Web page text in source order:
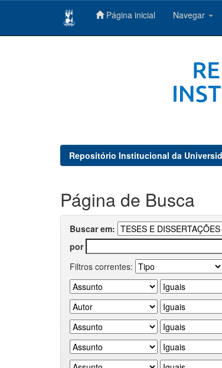
Página inicial Navegar
Repositório Institucional da
Página de Busca
Buscar em:
por
Filtros correntes: